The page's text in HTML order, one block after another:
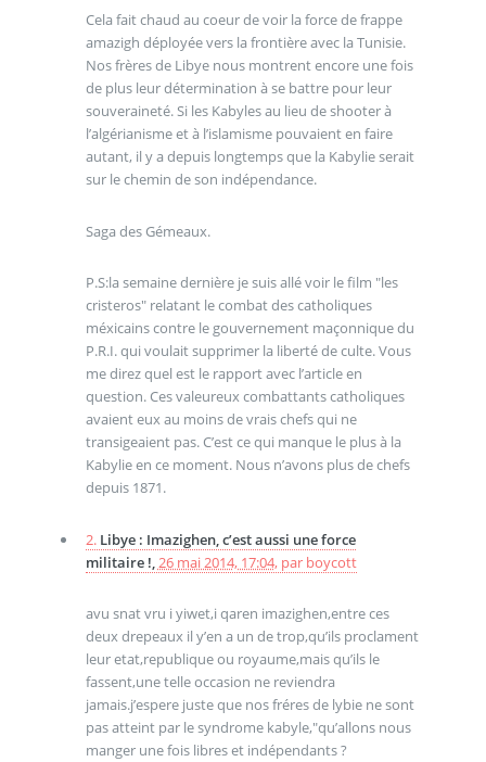
Cela fait chaud au coeur de voir la force de frappe
amazigh déployée vers la frontière avec la Tunisie.
Nos frères de Libye nous montrent encore une fois
de plus leur détermination à se battre pour leur
souveraineté. Si les Kabyles au lieu de shooter à
l’algérianisme et à l’islamisme pouvaient en faire
autant, il y a depuis longtemps que la Kabylie serait
sur le chemin de son indépendance.
Saga des Gémeaux.
P.S:la semaine dernière je suis allé voir le film "les
cristeros" relatant le combat des catholiques
méxicains contre le gouvernement maçonnique du
P.R.I. qui voulait supprimer la liberté de culte. Vous
me direz quel est le rapport avec l’article en
question. Ces valeureux combattants catholiques
avaient eux au moins de vrais chefs qui ne
transigeaient pas. C’est ce qui manque le plus à la
Kabylie en ce moment. Nous n’avons plus de chefs
depuis 1871.
2. Libye : Imazighen, c’est aussi une force
militaire !,26 mai 2014, 17:04, par boycott
avu snat vru i yiwet,i qaren imazighen,entre ces
deux drepeaux il y’en a un de trop,qu’ils proclament
leur etat,republique ou royaume,mais qu’ils le
fassent,une telle occasion ne reviendra
jamais.j’espere juste que nos fréres de lybie ne sont
pas atteint par le syndrome kabyle,"qu’allons nous
manger une fois libres et indépendants ?